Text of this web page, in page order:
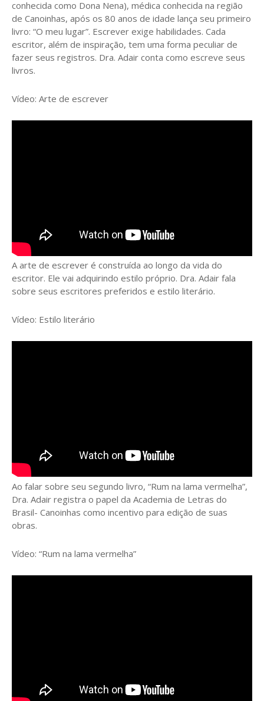
conhecida como Dona Nena), médica conhecida na região
de Canoinhas, após os 80 anos de idade lança seu primeiro
livro: “O meu lugar”. Escrever exige habilidades. Cada
escritor, além de inspiração, tem uma forma peculiar de
fazer seus registros. Dra. Adair conta como escreve seus
livros.
Vídeo: Arte de escrever
A arte de escrever é construída ao longo da vida do
escritor. Ele vai adquirindo estilo próprio. Dra. Adair fala
sobre seus escritores preferidos e estilo literário.
Vídeo: Estilo literário
Ao falar sobre seu segundo livro, “Rum na lama vermelha”,
Dra. Adair registra o papel da Academia de Letras do
Brasil- Canoinhas como incentivo para edição de suas
obras.
Vídeo: “Rum na lama vermelha”